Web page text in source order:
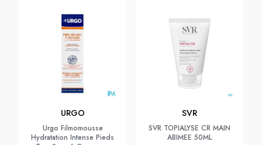
URGO
Urgo Filmomousse
Hydratation Intense Pieds
SVR
SVR TOPIALYSE CR MAIN
ABIMEE 50ML